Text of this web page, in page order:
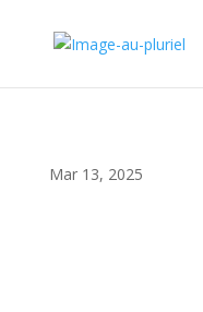
Mar 13, 2025